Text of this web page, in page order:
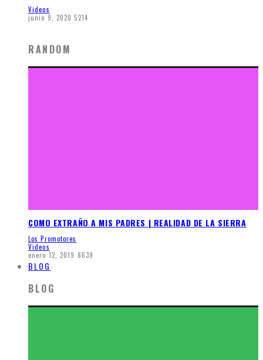
Videos
junio 9, 2020 5214
RANDOM
COMO EXTRAÑO A MIS PADRES | REALIDAD DE LA SIERRA
Los Promotores
Videos
enero 12, 2019 8639
BLOG
BLOG